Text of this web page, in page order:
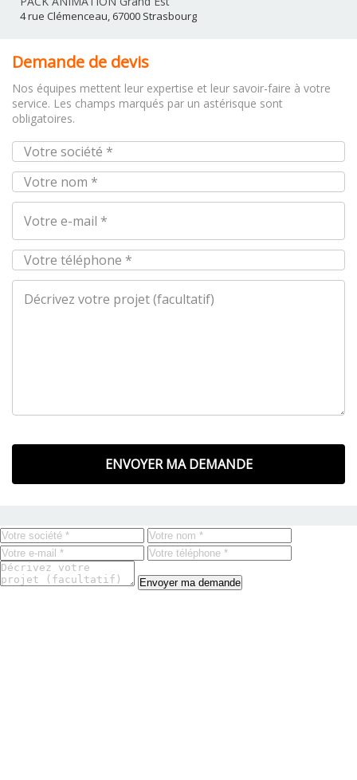
4 rue Clémenceau, 67000 Strasbourg
Demande de devis
Nos équipes mettent leur expertise et leur savoir-faire à votre
service. Les champs marqués par un astérisque sont
obligatoires.